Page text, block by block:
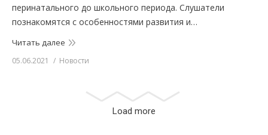
перинатального до школьного периода. Слушатели
познакомятся с особенностями развития и…
Читать далее
05.06.2021 Новости
Load more